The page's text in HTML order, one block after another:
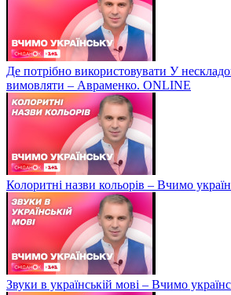
Де потрібно використовувати У
вимовляти – Авраменко. ONLINE
Колоритні назви кольорів – Вчимо
Звуки в українській мові – Вчимо